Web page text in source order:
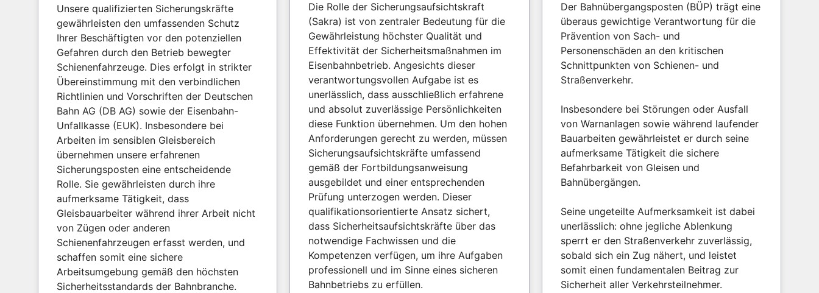
Unsere qualifizierten Sicherungskräfte
gewährleisten den umfassenden Schutz
Ihrer Beschäftigten vor den potenziellen
Gefahren durch den Betrieb bewegter
Schienenfahrzeuge. Dies erfolgt in strikter
Übereinstimmung mit den verbindlichen
Richtlinien und Vorschriften der Deutschen
Bahn AG (DB AG) sowie der Eisenbahn-
Unfallkasse (EUK). Insbesondere bei
Arbeiten im sensiblen Gleisbereich
übernehmen unsere erfahrenen
Sicherungsposten eine entscheidende
Rolle. Sie gewährleisten durch ihre
aufmerksame Tätigkeit, dass
Gleisbauarbeiter während ihrer Arbeit nicht
von Zügen oder anderen
Schienenfahrzeugen erfasst werden, und
schaffen somit eine sichere
Arbeitsumgebung gemäß den höchsten
Sicherheitsstandards der Bahnbranche.
Die Rolle der Sicherungsaufsichtskraft
(Sakra) ist von zentraler Bedeutung für die
Gewährleistung höchster Qualität und
Effektivität der Sicherheitsmaßnahmen im
Eisenbahnbetrieb. Angesichts dieser
verantwortungsvollen Aufgabe ist es
unerlässlich, dass ausschließlich erfahrene
und absolut zuverlässige Persönlichkeiten
diese Funktion übernehmen. Um den hohen
Anforderungen gerecht zu werden, müssen
Sicherungsaufsichtskräfte umfassend
gemäß der Fortbildungsanweisung
ausgebildet und einer entsprechenden
Prüfung unterzogen werden. Dieser
qualifikationsorientierte Ansatz sichert,
dass Sicherheitsaufsichtskräfte über das
notwendige Fachwissen und die
Kompetenzen verfügen, um ihre Aufgaben
professionell und im Sinne eines sicheren
Bahnbetriebs zu erfüllen.
Der Bahnübergangsposten (BÜP) trägt eine
überaus gewichtige Verantwortung für die
Prävention von Sach- und
Personenschäden an den kritischen
Schnittpunkten von Schienen- und
Straßenverkehr.
Insbesondere bei Störungen oder Ausfall
von Warnanlagen sowie während laufender
Bauarbeiten gewährleistet er durch seine
aufmerksame Tätigkeit die sichere
Befahrbarkeit von Gleisen und
Bahnübergängen.
Seine ungeteilte Aufmerksamkeit ist dabei
unerlässlich: ohne jegliche Ablenkung
sperrt er den Straßenverkehr zuverlässig,
sobald sich ein Zug nähert, und leistet
somit einen fundamentalen Beitrag zur
Sicherheit aller Verkehrsteilnehmer.